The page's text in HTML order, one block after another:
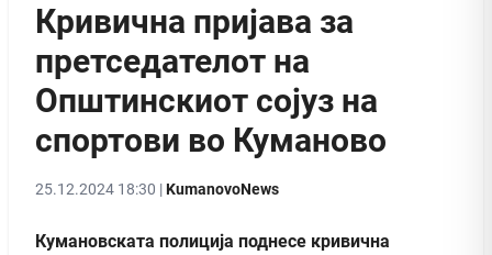
Кривична пријава за
претседателот на
Општинскиот сојуз на
спортови во Куманово
25.12.2024 18:30 |KumanovoNews
Кумановската полиција поднесе кривична